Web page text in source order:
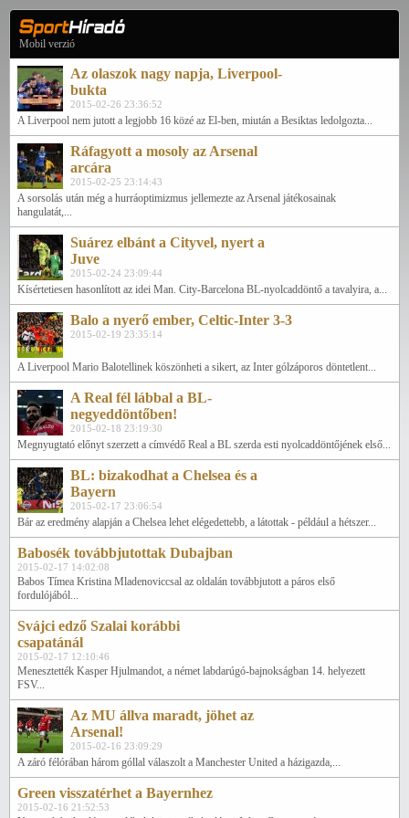
Mobil verzió
Az olaszok nagy napja, Liverpool-
bukta
2015-02-26 23:36:52
A Liverpool nem jutott a legjobb 16 közé az El-ben, miután a Besiktas ledolgozta...
Ráfagyott a mosoly az Arsenal
arcára
2015-02-25 23:14:43
A sorsolás után még a hurráoptimizmus jellemezte az Arsenal játékosainak
hangulatát,...
Suárez elbánt a Cityvel, nyert a
Juve
2015-02-24 23:09:44
Kísértetiesen hasonlított az idei Man. City-Barcelona BL-nyolcaddöntő a tavalyira, a...
Balo a nyerő ember, Celtic-Inter 3-3
2015-02-19 23:35:14
A Liverpool Mario Balotellinek köszönheti a sikert, az Inter gólzáporos döntetlent...
A Real fél lábbal a BL-
negyeddöntőben!
2015-02-18 23:19:30
Megnyugtató előnyt szerzett a címvédő Real a BL szerda esti nyolcaddöntőjének első...
BL: bizakodhat a Chelsea és a
Bayern
2015-02-17 23:06:54
Bár az eredmény alapján a Chelsea lehet elégedettebb, a látottak - például a hétszer...
Babosék továbbjutottak Dubajban
2015-02-17 14:02:08
Babos Tímea Kristina Mladenoviccsal az oldalán továbbjutott a páros első
fordulójából...
Svájci edző Szalai korábbi
csapatánál
2015-02-17 12:10:46
Menesztették Kasper Hjulmandot, a német labdarúgó-bajnokságban 14. helyezett
FSV...
Az MU állva maradt, jöhet az
Arsenal!
2015-02-16 23:09:29
A záró félórában három góllal válaszolt a Manchester United a házigazda,...
Green visszatérhet a Bayernhez
2015-02-16 21:52:53